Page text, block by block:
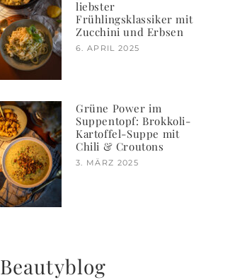
liebster
Frühlingsklassiker mit
Zucchini und Erbsen
6. APRIL 2025
Grüne Power im
Suppentopf: Brokkoli-
Kartoffel-Suppe mit
Chili & Croutons
3. MÄRZ 2025
Beautyblog